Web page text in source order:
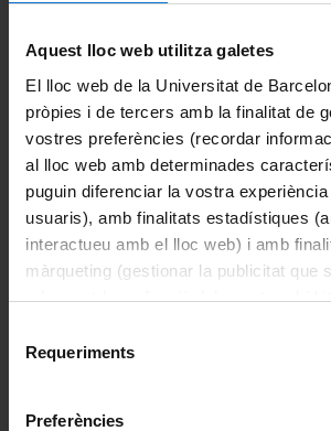
Aquest lloc web utilitza galetes
El lloc web de la Universitat de
pròpies i de tercers amb la finalitat de
vostres preferències (recordar
al lloc web amb determinades
puguin diferenciar la vostra experiència
usuaris), amb finalitats estadístiques
interactueu amb el lloc web) i amb
màrqueting (gestionar la publicitat que
adequant-la en funció dels vostres
consultar laPolítica de galetes del
Requeriments
Preferències
Información del máster
Información destacada
Acciones de apoyo y orientación